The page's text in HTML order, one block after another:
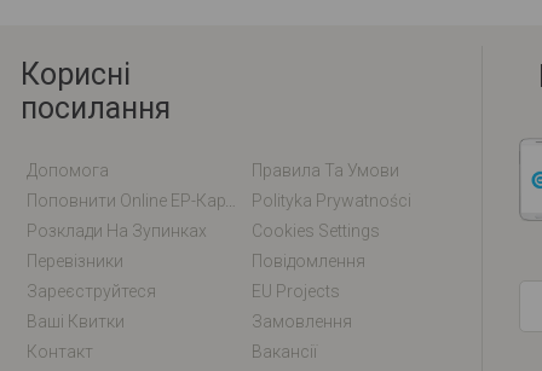
Корисні
посилання
Допомога
Правила Та Умови
Polityka Prywatności
Розклади На Зупинках
Cookies Settings
Перевізники
Повідомлення
Зареєструйтеся
EU Projects
Ваші Квитки
Замовлення
Контакт
Вакансії